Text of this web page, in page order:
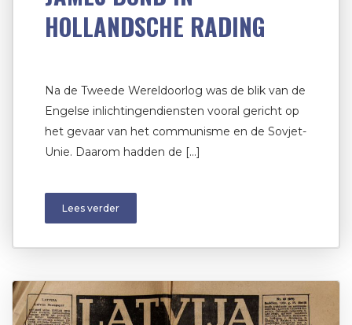
HOLLANDSCHE RADING
Na de Tweede Wereldoorlog was de blik van de
Engelse inlichtingendiensten vooral gericht op
het gevaar van het communisme en de Sovjet-
Unie. Daarom hadden de […]
Lees verder